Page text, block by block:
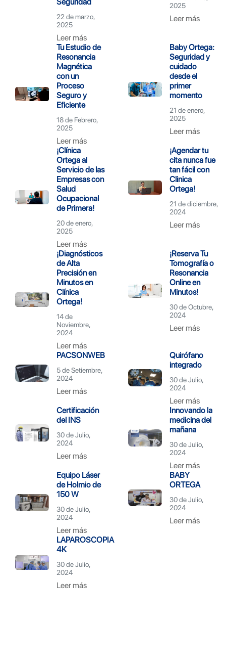
22 de marzo,
2025
Leer más
2025
Leer más
Tu Estudio de
Resonancia
Magnética
con un
Proceso
Seguro y
Eficiente
18 de Febrero,
2025
Leer más
Baby Ortega:
Seguridad y
cuidado
desde el
primer
momento
21 de enero,
2025
Leer más
¡Clínica
Ortega al
Servicio de las
Empresas con
Salud
Ocupacional
de Primera!
20 de enero,
2025
Leer más
¡Agendar tu
cita nunca fue
tan fácil con
Clinica
Ortega!
21 de diciembre,
2024
Leer más
¡Diagnósticos
de Alta
Precisión en
Minutos en
Clínica
Ortega!
14 de
Noviembre,
2024
Leer más
¡Reserva Tu
Tomografía o
Resonancia
Online en
Minutos!
30 de Octubre,
2024
Leer más
PACSONWEB
5 de Setiembre,
2024
Leer más
Quirófano
integrado
30 de Julio,
2024
Leer más
Certificación
del INS
30 de Julio,
2024
Leer más
Innovando la
medicina del
mañana
30 de Julio,
2024
Leer más
Equipo Láser
de Holmio de
150 W
30 de Julio,
2024
Leer más
BABY
ORTEGA
30 de Julio,
2024
Leer más
LAPAROSCOPIA
4K
30 de Julio,
2024
Leer más